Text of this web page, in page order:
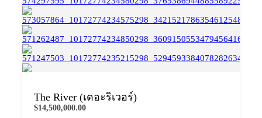
The River (เดอะริเวอร์)
$14,500,000.00